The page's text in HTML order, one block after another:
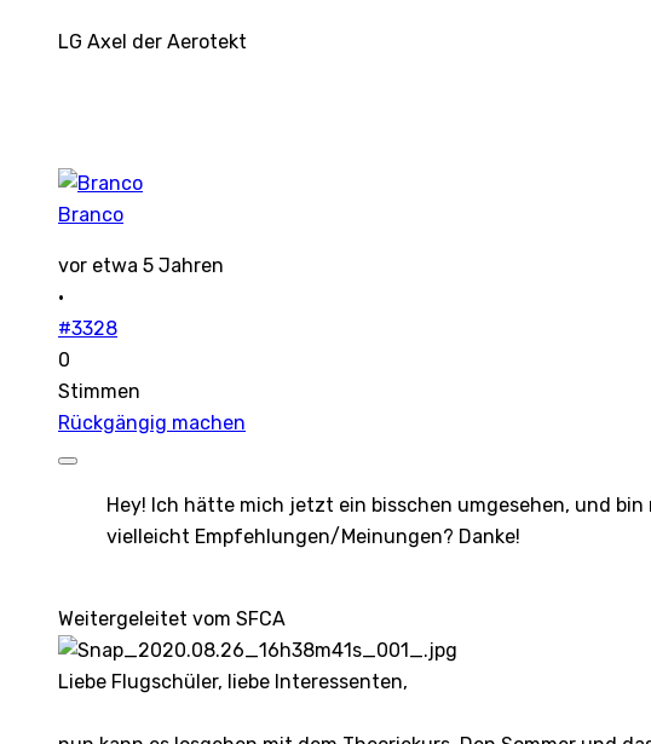
LG Axel der Aerotekt
Branco
vor etwa 5 Jahren
·
#3328
0
Stimmen
Rückgängig machen
Hey! Ich hätte mich jetzt ein bisschen umgesehen, und
vielleicht Empfehlungen/Meinungen? Danke!
Weitergeleitet vom SFCA
Liebe Flugschüler, liebe Interessenten,